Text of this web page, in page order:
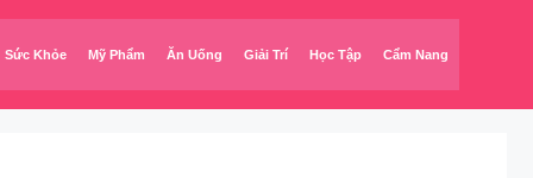
Sức Khỏe Mỹ Phẩm Ăn Uống Giải Trí Học Tập Cẩm Nang